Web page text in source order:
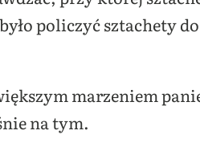
policzyć sztachety
marzeniem
na tym.